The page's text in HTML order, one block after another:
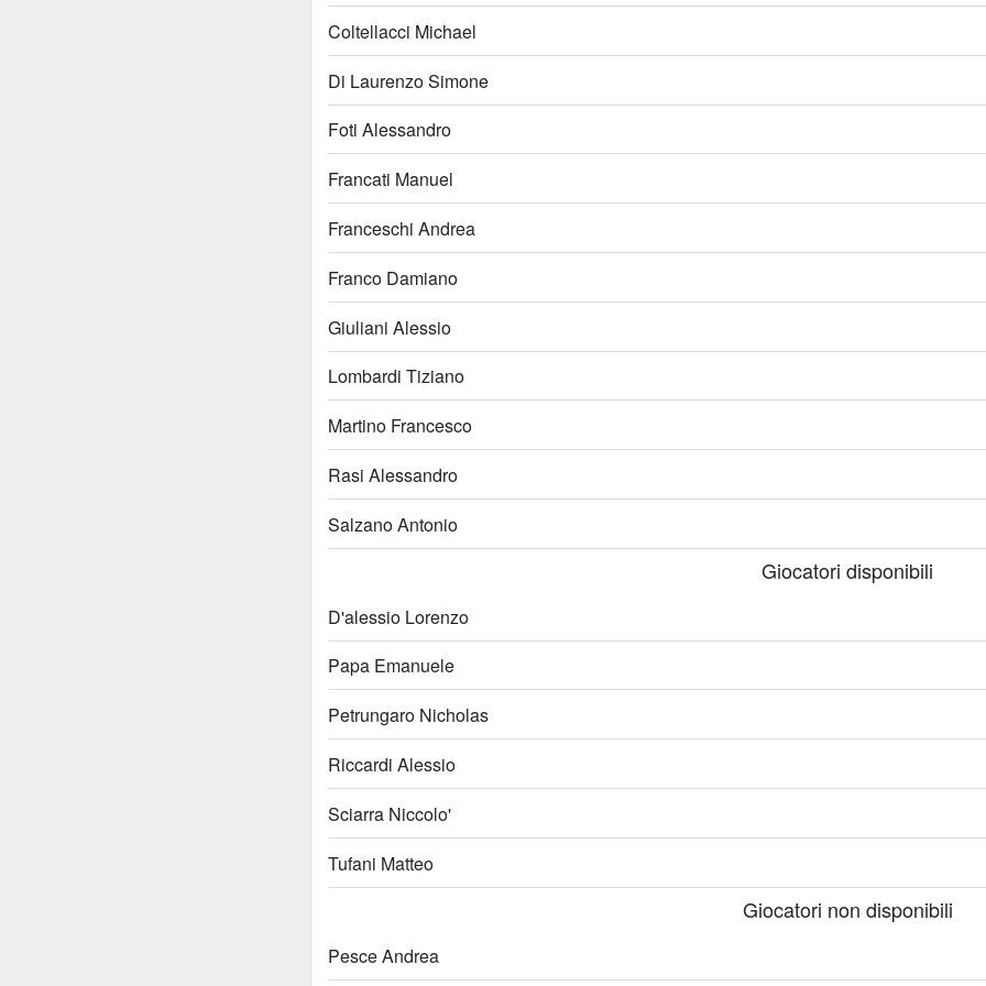
Coltellacci Michael
Di Laurenzo Simone
Foti Alessandro
Francati Manuel
Franceschi Andrea
Franco Damiano
Giuliani Alessio
Lombardi Tiziano
Martino Francesco
Rasi Alessandro
Salzano Antonio
Giocatori disponibili
D'alessio Lorenzo
Papa Emanuele
Petrungaro Nicholas
Riccardi Alessio
Sciarra Niccolo'
Tufani Matteo
Giocatori non disponibili
Pesce Andrea